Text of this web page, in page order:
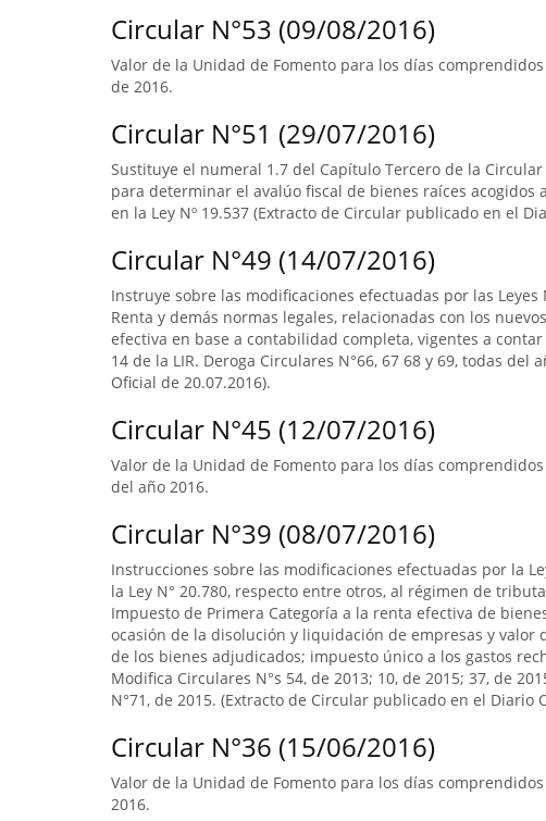
Circular N°53 (09/08/2016)
Valor de la Unidad de Fomento para los días
de 2016.
Circular N°51 (29/07/2016)
Sustituye el numeral 1.7 del Capítulo Tercero de la
para determinar el avalúo fiscal de bienes raíces
en la Ley Nº 19.537 (Extracto de Circular publicado en el
Circular N°49 (14/07/2016)
Instruye sobre las modificaciones efectuadas por las Leyes
Renta y demás normas legales, relacionadas con los
efectiva en base a contabilidad completa, vigentes a
14 de la LIR. Deroga Circulares N°66, 67 68 y 69, todas
Oficial de 20.07.2016).
Circular N°45 (12/07/2016)
Valor de la Unidad de Fomento para los días
del año 2016.
Circular N°39 (08/07/2016)
Instrucciones sobre las modificaciones efectuadas por la
la Ley N° 20.780, respecto entre otros, al régimen de
Impuesto de Primera Categoría a la renta efectiva de
ocasión de la disolución y liquidación de empresas y
de los bienes adjudicados; impuesto único a los gastos
Modifica Circulares N°s 54, de 2013; 10, de 2015; 37, de
N°71, de 2015. (Extracto de Circular publicado en el Diario
Circular N°36 (15/06/2016)
Valor de la Unidad de Fomento para los días
2016.